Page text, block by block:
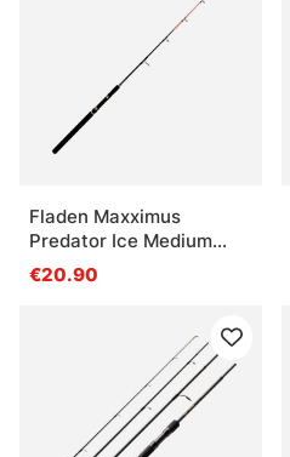
Fladen Maxximus
Predator Ice Medium
140cm
€20.90